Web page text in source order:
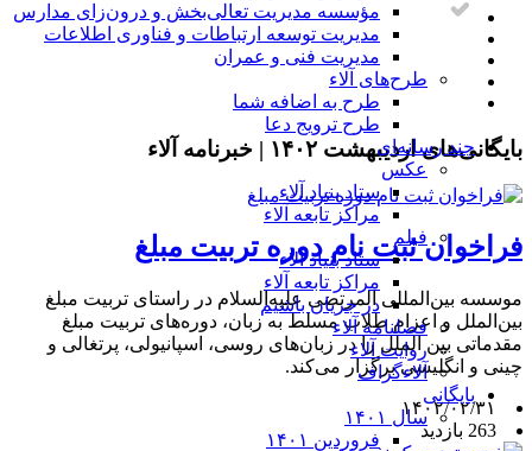
مؤسسه مدیریت تعالی‌بخش و درون‌زای مدارس
مدیریت توسعه ارتباطات و فناوری اطلاعات
مدیریت فنی و عمران
طرح‌های آلاء
طرح به اضافه شما
طرح ترویج دعا
چند رسانه‌ای
عکس
ستاد بنیاد آلاء
مراکز تابعه آلاء
فیلم
ستاد بنیاد آلاء
مراکز تابعه آلاء
در جریان باشیم
فصلنامه آلاء
روایت آلاء
آلاءگراف
بایگانی
سال ۱۴۰۱
فروردین ۱۴۰۱
بایگانی‌های اردیبهشت ۱۴۰۲ | خبرنامه آلاء
فراخوان ثبت نام دوره تربیت مبلغ
موسسه بین‌المللی المرتضی علیه‌السلام در راستای تربیت مبلغ
بین‌الملل و اعزام طلاب مسلط به زبان، دوره‌های تربیت مبلغ
مقدماتی بین الملل را در زبان‌های روسی، اسپانیولی، پرتغالی و
چینی و انگلیسی برگزار می‌کند.
۱۴۰۲/۰۲/۳۱
263 بازدید